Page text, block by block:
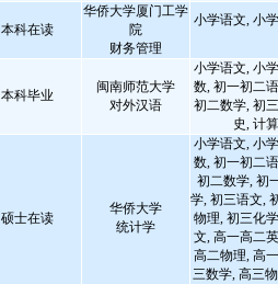
本科在读
华侨大学厦门工学
院
财务管理
小学语文, 小
本科毕业
闽南师范大学
对外汉语
小学语文, 小
数, 初一初二
初二数学, 初
史, 计
硕士在读
华侨大学
统计学
小学语文, 小
数, 初一初二
初二数学, 初
学, 初三语文,
物理, 初三化
文, 高一高二
高二物理, 高
三数学, 高三